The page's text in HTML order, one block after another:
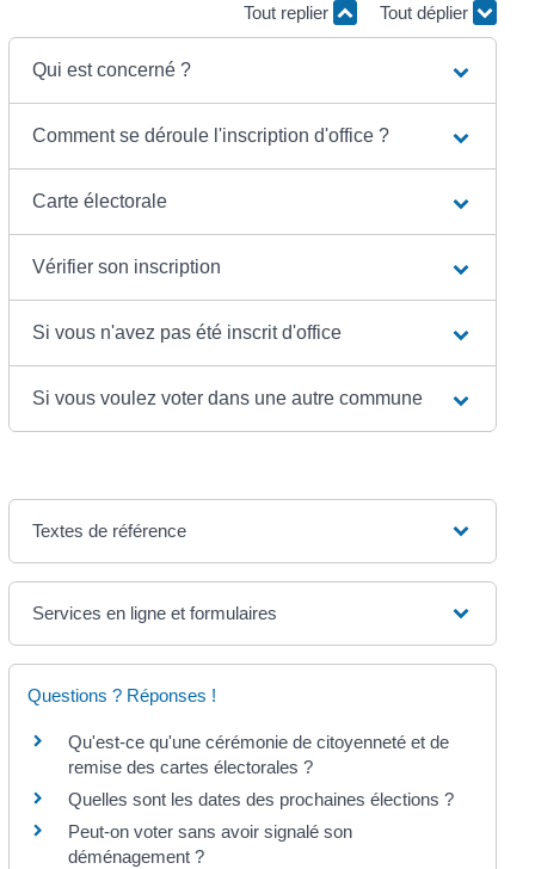
Tout replier
Tout déplier
Qui est concerné ?
Comment se déroule l'inscription d'office ?
Carte électorale
Vérifier son inscription
Si vous n'avez pas été inscrit d'office
Si vous voulez voter dans une autre commune
Textes de référence
Services en ligne et formulaires
Questions ? Réponses !
Qu'est-ce qu'une cérémonie de citoyenneté et de
remise des cartes électorales ?
Quelles sont les dates des prochaines élections ?
Peut-on voter sans avoir signalé son
déménagement ?